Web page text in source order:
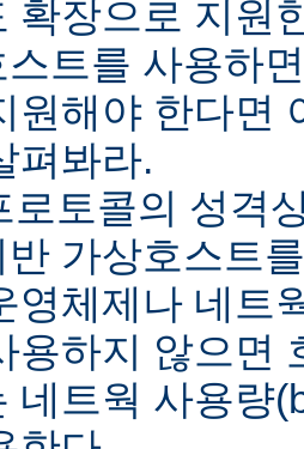
확장으로 지원
스트를 사용하
원해야 한다면
펴봐라.
로토콜의 성격
반 가상호스트
영체제나 네트
용하지 않으면
네트웍 사용량